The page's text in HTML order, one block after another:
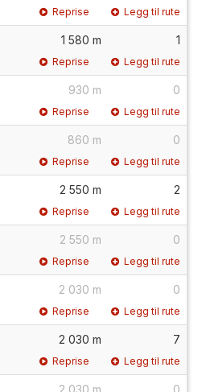
Reprise Legg til rute
1 580 m 1
Reprise Legg til rute
930 m 0
Reprise Legg til rute
860 m 0
Reprise Legg til rute
2 550 m 2
Reprise Legg til rute
2 550 m 0
Reprise Legg til rute
2 030 m 0
Reprise Legg til rute
2 030 m 7
Reprise Legg til rute
2 030 m 0